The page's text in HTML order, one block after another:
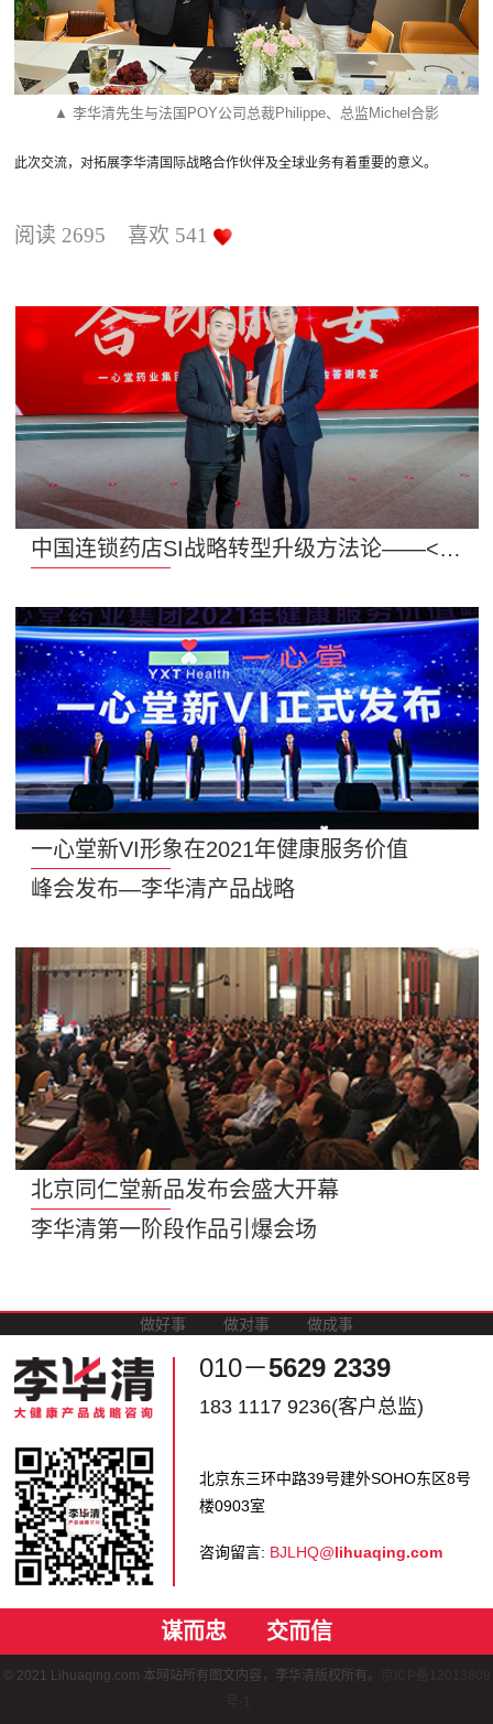
▲ 李华清先生与法国POY公司总裁Philippe、总监Michel合影
此次交流，对拓展李华清国际战略合作伙伴及全球业务有着重要的意义。
阅读 2695 喜欢 541
中国连锁药店SI战略转型升级方法论——<李华清药店4S战略>
一心堂新VI形象在2021年健康服务价值
峰会发布—李华清产品战略
北京同仁堂新品发布会盛大开幕
李华清第一阶段作品引爆会场
做好事 做对事 做成事
010－5629 2339
183 1117 9236(客户总监)
北京东三环中路39号建外SOHO东区8号
楼0903室
咨询留言: BJLHQ@lihuaqing.com
谋而忠 交而信
© 2021 Lihuaqing.com 本网站所有图文内容，李华清版权所有。